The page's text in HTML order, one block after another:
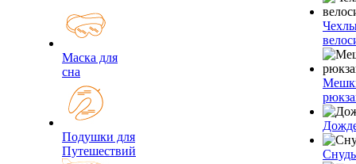
Маска для
сна
Подушки для
Путешествий